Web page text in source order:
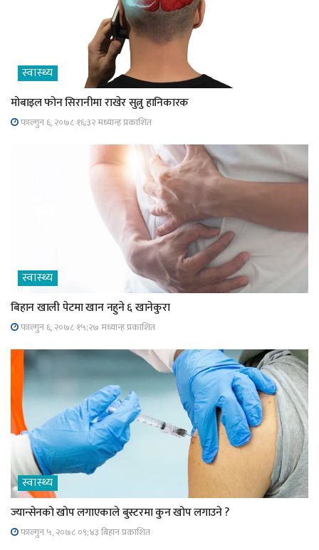
स्वास्थ्य
मोबाइल फोन सिरानीमा राखेर सुत्नु हानिकारक
फाल्गुन ६, २०७८ १६;३२ मध्यान्ह प्रकाशित
स्वास्थ्य
बिहान खाली पेटमा खान नहुने ६ खानेकुरा
फाल्गुन ६, २०७८ १५;२७ मध्यान्ह प्रकाशित
स्वास्थ्य
ज्यान्सेनको खोप लगाएकाले बुस्टरमा कुन खोप लगाउने ?
फाल्गुन ५, २०७८ ०९;४३ बिहान प्रकाशित